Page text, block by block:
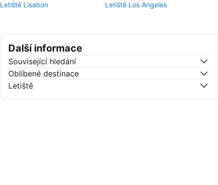
Letiště Lisabon
Letiště Los Angeles
Další informace
Související hledání
Oblíbené destinace
Letiště